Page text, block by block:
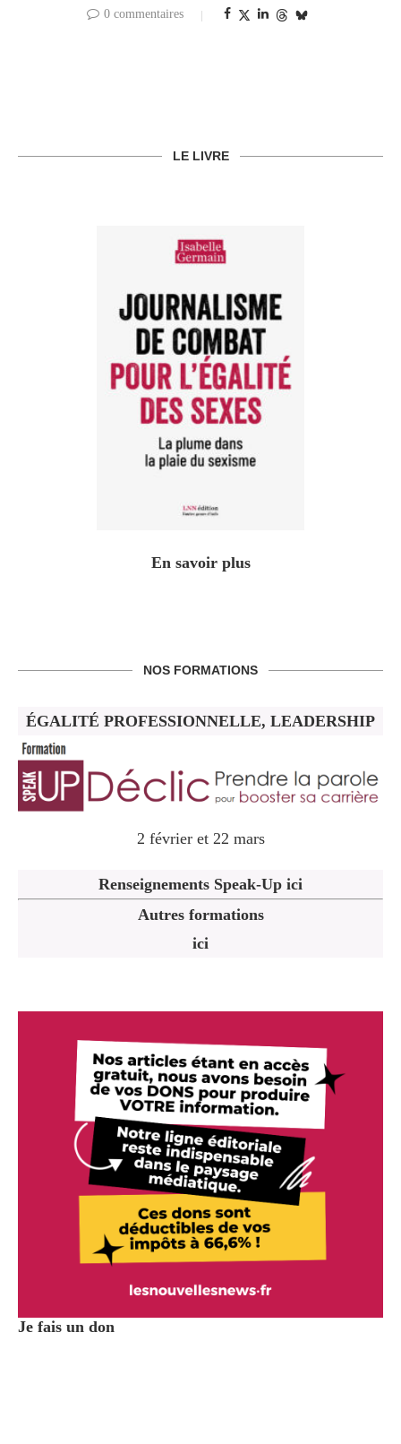
0 commentaires
LE LIVRE
En savoir plus
NOS FORMATIONS
ÉGALITÉ PROFESSIONNELLE, LEADERSHIP
2 février et 22 mars
Renseignements Speak-Up ici
Autres formations
ici
Je fais un don